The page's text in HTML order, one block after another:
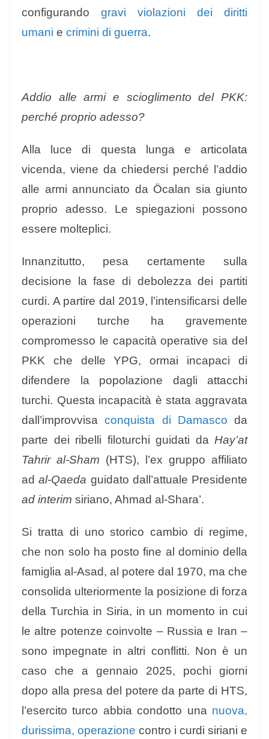
configurando gravi violazioni dei diritti
umani e crimini di guerra.
Addio alle armi e scioglimento del PKK:
perché proprio adesso?
Alla luce di questa lunga e articolata
vicenda, viene da chiedersi perché l’addio
alle armi annunciato da Öcalan sia giunto
proprio adesso. Le spiegazioni possono
essere molteplici.
Innanzitutto, pesa certamente sulla
decisione la fase di debolezza dei partiti
curdi. A partire dal 2019, l’intensificarsi delle
operazioni turche ha gravemente
compromesso le capacità operative sia del
PKK che delle YPG, ormai incapaci di
difendere la popolazione dagli attacchi
turchi. Questa incapacità è stata aggravata
dall’improvvisaconquista di Damasco da
parte dei ribelli filoturchi guidati da Hay’at
Tahrir al-Sham (HTS), l’ex gruppo affiliato
adal-Qaeda guidato dall’attuale Presidente
ad interim siriano, Ahmad al-Shara’.
Si tratta di uno storico cambio di regime,
che non solo ha posto fine al dominio della
famiglia al-Asad, al potere dal 1970, ma che
consolida ulteriormente la posizione di forza
della Turchia in Siria, in un momento in cui
le altre potenze coinvolte – Russia e Iran –
sono impegnate in altri conflitti. Non è un
caso che a gennaio 2025, pochi giorni
dopo alla presa del potere da parte di HTS,
l’esercito turco abbia condotto una nuova,
durissima, operazione contro i curdi siriani e